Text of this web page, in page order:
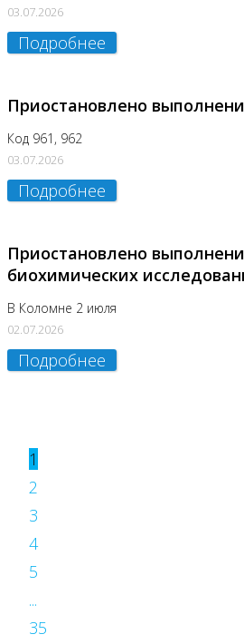
03.07.2026
Подробнее
Приостановлено
Код 961, 962
03.07.2026
Подробнее
Приостановлено
биохимических
В Коломне 2 июля
02.07.2026
Подробнее
1
2
3
4
5
...
35